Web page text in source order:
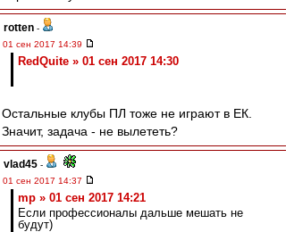
rotten -
01 сен 2017 14:39
RedQuite » 01 сен 2017 14:30
Остальные клубы ПЛ тоже не играют в ЕК.
Значит, задача - не вылететь?
vlad45 -
01 сен 2017 14:37
mp » 01 сен 2017 14:21
Если профессионалы дальше мешать не
будут)